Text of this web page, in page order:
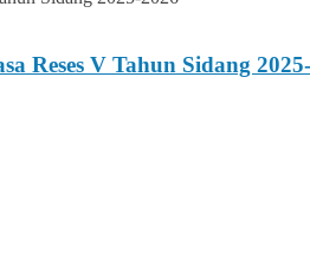
Reses V Tahun Sidang